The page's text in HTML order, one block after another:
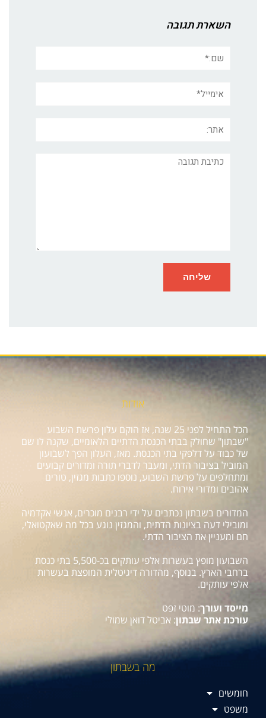
השארת תגובה
תגובה
אודות
הכל התחיל לפני 25 שנה, אז הוקם עלון פרשת השבוע
"שבתון" שחולק בבתי הכנסת הדתיים הלאומיים, שקנה לו שם
של כבוד על דלפקי בתי הכנסת. מאז, העלון הפך לשבועון
המוביל בציבור הדתי, ומעבר לדברי תורה ומדורים קבועים
ומתחלפים על פרשת השבוע, נוספו כתבות מגזין, טורים
אהובים ומדורי אירוח.
המדורים בשבתון נכתבים על ידי רבנים מוכרים, אנשי אקדמיה
ומובילי דעה בציונות הדתית, והמגזין נוגע בכל מה שאקטואלי,
חם ומעניין את הציבור הדתי.
השבועון מופץ בעשרות אלפי עותקים בכ-5,500 בתי כנסת
ברחבי הארץ. בנוסף, מהדורה דיגיטלית המופצת בעשרות
אלפי עותקים.
מייסד ועורך: מוטי זפט
עורכת אתר שבתון: אביטל דואן שמולי
מה בשבתון
חומשים
משפט